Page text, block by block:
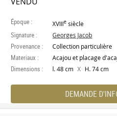
Époque : XVIIIe siècle
Signature : Georges Jacob
Provenance : Collection particulière
Materiaux : Acajou et placage
Dimensions : l. 48 cm X H. 74 cm
DEMANDE